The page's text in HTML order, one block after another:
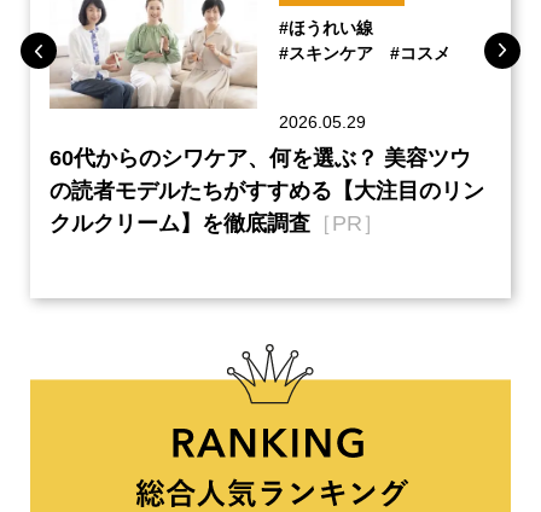
#ほうれい線
#スキンケア
#コスメ
2026.05.29
60代からのシワケア、何を選ぶ？ 美容ツウ
の読者モデルたちがすすめる【大注目のリン
クルクリーム】を徹底調査 ［PR］